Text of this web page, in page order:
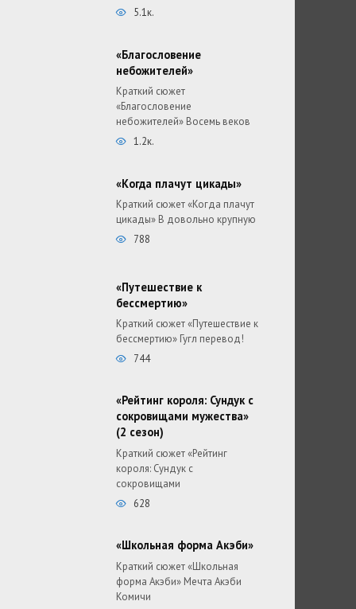
5.1к.
«Благословение
небожителей»
Краткий сюжет
«Благословение
небожителей» Восемь веков
1.2к.
«Когда плачут цикады»
Краткий сюжет «Когда плачут
цикады» В довольно крупную
788
«Путешествие к
бессмертию»
Краткий сюжет «Путешествие к
бессмертию» Гугл перевод!
744
«Рейтинг короля: Сундук с
сокровищами мужества»
(2 сезон)
Краткий сюжет «Рейтинг
короля: Сундук с
сокровищами
628
«Школьная форма Акэби»
Краткий сюжет «Школьная
форма Акэби» Мечта Акэби
Комичи